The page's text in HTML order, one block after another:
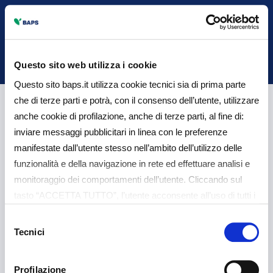
Questo sito web utilizza i cookie
Questo sito baps.it utilizza cookie tecnici sia di prima parte
che di terze parti e potrà, con il consenso dell’utente, utilizzare
anche cookie di profilazione, anche di terze parti, al fine di:
inviare messaggi pubblicitari in linea con le preferenze
manifestate dall’utente stesso nell’ambito dell’utilizzo delle
funzionalità e della navigazione in rete ed effettuare analisi e
monitoraggio dei comportamenti dell’utente. Cliccando sul
tasto “ACCETTA TUTTO”, l’utente acconsente all’uso di tutti i
analitici. Il consenso è facoltativo e può essere revocato in
qualsiasi momento. Se l’utente desidera gestire le proprie
preferenze può cliccare sul tasto “Dettagli” (accessibile in
delTecnici
Profilazione
Back
Elenco dei
provvedimenti IVASS